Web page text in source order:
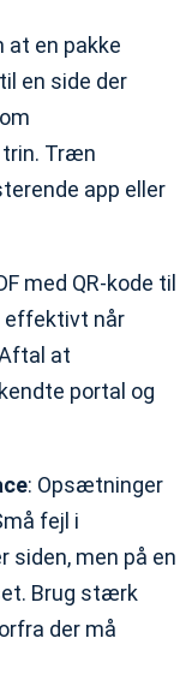
at en pakke
en side der
trin. Træn
app eller
med QR-kode til
effektivt når
at
portal og
: Opsætninger
fejl i
men på en
Brug stærk
der må